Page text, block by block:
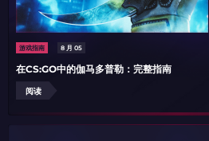
游戏指南 8 月 05
在CS:GO中的伽马多普勒：完整指南
阅读